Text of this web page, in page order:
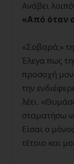
Ανάβει
«Από όταν
«Σοβαρά;»
Έλεγα πως
προσοχή
την
λέει.
σταματήσω
Είσαι ο
τέτοιο και